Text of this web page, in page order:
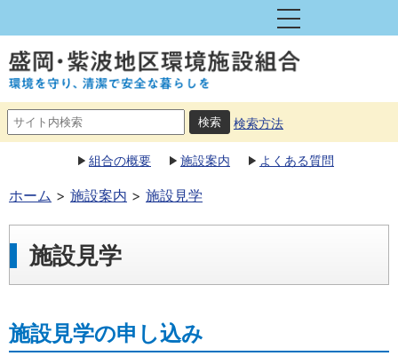
検索方法
組合の概要 施設案内 よくある質問
ホーム 施設案内 施設見学
施設見学
施設見学の申し込み